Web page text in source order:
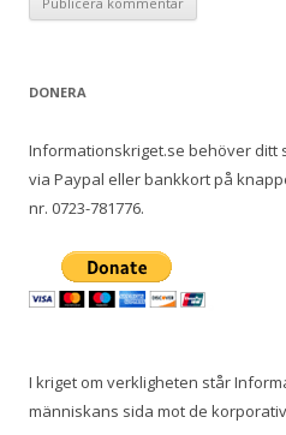
DONERA
Informationskriget.se behöver ditt
via Paypal eller bankkort på
nr. 0723-781776.
I kriget om verkligheten står
människans sida mot de